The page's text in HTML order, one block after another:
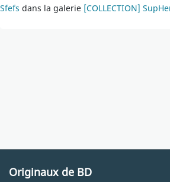
Sfefs dans la galerie [COLLECTION]
Originaux de BD